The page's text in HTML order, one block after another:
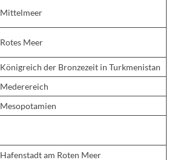
Mittelmeer
Rotes Meer
Königreich der Bronzezeit in Turkmenistan
Mederereich
Mesopotamien
Hafenstadt am Roten Meer